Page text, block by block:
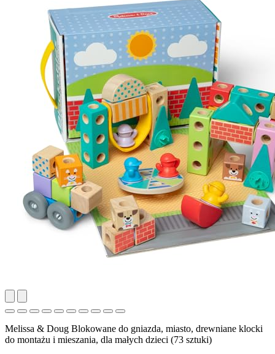
Melissa & Doug Blokowane do gniazda, miasto, drewniane klocki
do montażu i mieszania, dla małych dzieci (73 sztuki)